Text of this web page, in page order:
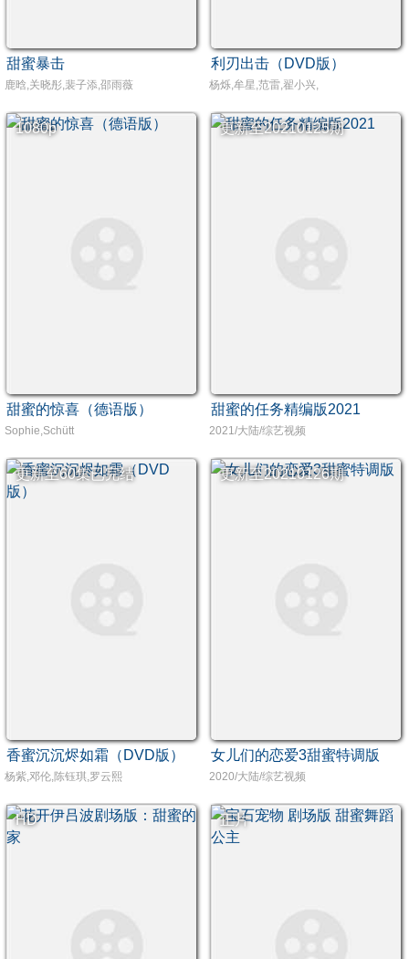
甜蜜暴击
鹿晗,关晓彤,裴子添,邵雨薇
利刃出击（DVD版）
杨烁,牟星,范雷,翟小兴,
1080p
甜蜜的惊喜（德语版）
Sophie,Schütt
更新至20210125期
甜蜜的任务精编版2021
2021/大陆/综艺视频
更新至60集已完结
香蜜沉沉烬如霜（DVD版）
杨紫,邓伦,陈钰琪,罗云熙
更新至20210126期
女儿们的恋爱3甜蜜特调版
2020/大陆/综艺视频
HD 正片